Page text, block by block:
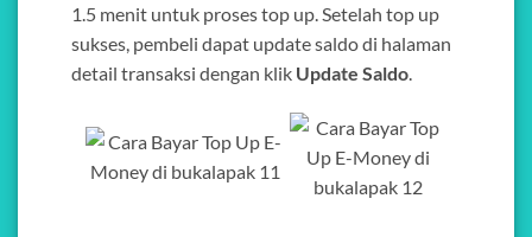
1.5 menit untuk proses top up. Setelah top up
sukses, pembeli dapat update saldo di halaman
detail transaksi dengan klik Update Saldo.